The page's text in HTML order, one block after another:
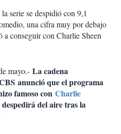
serie se despidió con 9,1
una cifra muy por debajo
a conseguir con Charlie Sheen
mayo.- La cadena
anunció que el programa
famoso con Charlie
del aire tras la